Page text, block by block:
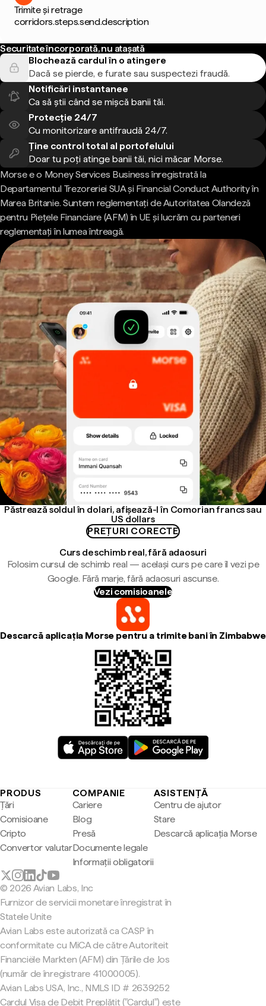
Trimite și retrage
corridors.steps.send.description
Securitate încorporată, nu atașată
Blochează cardul în o atingere
Dacă se pierde, e furate sau suspectezi fraudă.
Notificări instantanee
Ca să știi când se mișcă banii tăi.
Protecție 24/7
Cu monitorizare antifraudă 24/7.
Ține control total al portofelului
Doar tu poți atinge banii tăi, nici măcar Morse.
Morse e o Money Services Business înregistrată la
Departamentul Trezoreriei SUA și Financial Conduct Authority în
Marea Britanie. Suntem reglementați de Autoritatea Olandeză
pentru Piețele Financiare (AFM) în UE și lucrăm cu parteneri
reglementați în lumea întreagă.
Păstrează soldul în dolari, afișează-l în Comorian francs sau
US dollars
PREȚURI CORECTE
Curs de schimb real, fără adaosuri
Folosim cursul de schimb real — același curs pe care îl vezi pe
Google. Fără marje, fără adaosuri ascunse.
Vezi comisioanele
Descarcă aplicația Morse pentru a trimite bani în Zimbabwe
PRODUS
Țări
Comisioane
Cripto
Convertor valutar
COMPANIE
Cariere
Blog
Presă
Documente legale
Informații obligatorii
ASISTENȚĂ
Centru de ajutor
Stare
Descarcă aplicația Morse
© 2026 Avian Labs, Inc
Furnizor de servicii monetare înregistrat în
Statele Unite
Avian Labs este autorizată ca CASP în
conformitate cu MiCA de către Autoriteit
Financiële Markten (AFM) din Țările de Jos
(număr de înregistrare 41000005).
Avian Labs USA, Inc., NMLS ID # 2639252
Cardul Visa de Debit Preplătit ("Cardul") este